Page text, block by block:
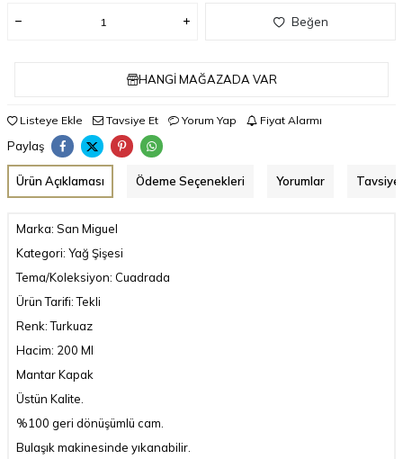
Beğen
HANGI MAĞAZADA VAR
Listeye Ekle Tavsiye Et Yorum Yap Fiyat Alarmı
Paylaş
Ürün Açıklaması Ödeme Seçenekleri Yorumlar Tavsiye
Marka: San Miguel
Kategori: Yağ Şişesi
Tema/Koleksiyon: Cuadrada
Ürün Tarifi: Tekli
Renk: Turkuaz
Hacim: 200 Ml
Mantar Kapak
Üstün Kalite.
%100 geri dönüşümlü cam.
Bulaşık makinesinde yıkanabilir.